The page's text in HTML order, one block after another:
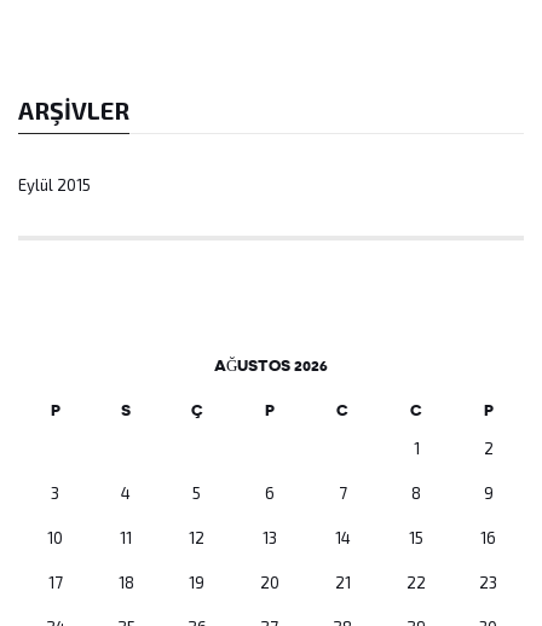
ARŞIVLER
Eylül 2015
AĞUSTOS 2026
P S Ç P C C
P
1
2
3 4 5 6 7 8 9
10 11 12 13 14 15 16
17 18 19 20 21 22 23